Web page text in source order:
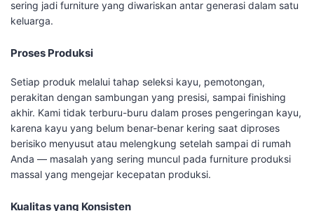
sering jadi furniture yang diwariskan antar generasi dalam satu
keluarga.
Proses Produksi
Setiap produk melalui tahap seleksi kayu, pemotongan,
perakitan dengan sambungan yang presisi, sampai finishing
akhir. Kami tidak terburu-buru dalam proses pengeringan kayu,
karena kayu yang belum benar-benar kering saat diproses
berisiko menyusut atau melengkung setelah sampai di rumah
Anda — masalah yang sering muncul pada furniture produksi
massal yang mengejar kecepatan produksi.
Kualitas yang Konsisten